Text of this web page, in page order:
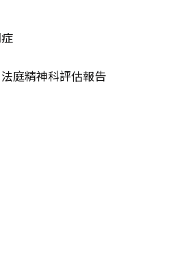
庭精神科評估報告